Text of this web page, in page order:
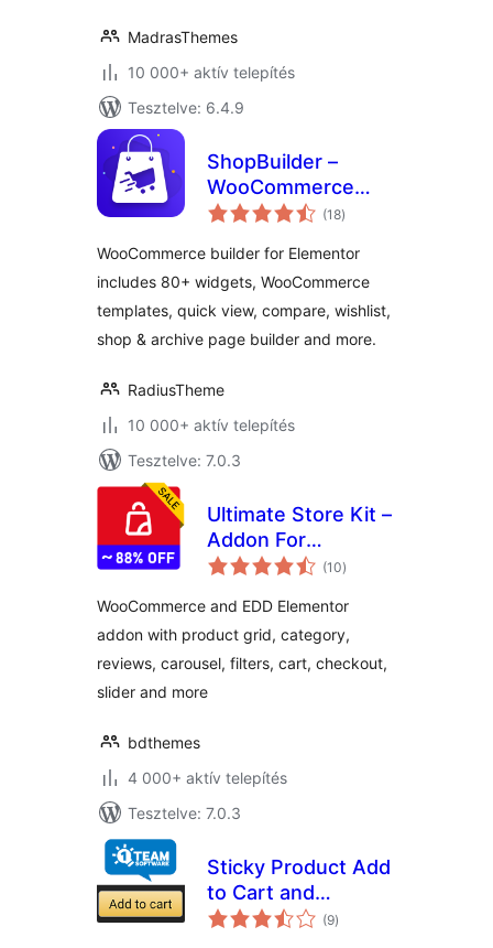
MadrasThemes
10 000+ aktív telepítés
Tesztelve: 6.4.9
ShopBuilder –
WooCommerce
Builder For
(18értékelés
összesen
)
WooCommerce builder for Elementor
includes 80+ widgets, WooCommerce
templates, quick view, compare, wishlist,
shop & archive page builder and more.
RadiusTheme
10 000+ aktív telepítés
Tesztelve: 7.0.3
Ultimate Store Kit –
Addon For
WooCommerce,
(10értékelés
összesen
)
WooCommerce and EDD Elementor
addon with product grid, category,
reviews, carousel, filters, cart, checkout,
slider and more
bdthemes
4 000+ aktív telepítés
Tesztelve: 7.0.3
Sticky Product Add
to Cart and
Checkout Bar for
(9értékelés
összesen
)